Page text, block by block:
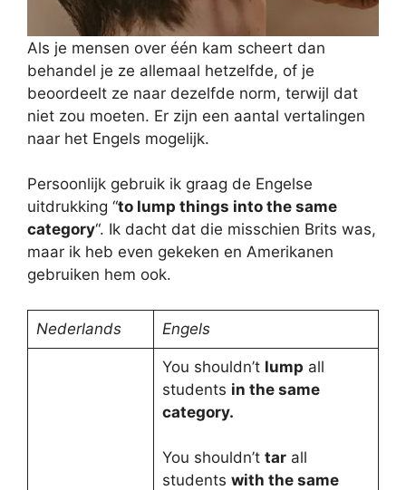
Als je mensen over één kam scheert dan
behandel je ze allemaal hetzelfde, of je
beoordeelt ze naar dezelfde norm, terwijl dat
niet zou moeten. Er zijn een aantal vertalingen
naar het Engels mogelijk.
Persoonlijk gebruik ik graag de Engelse
uitdrukking “to lump things into the same
category“. Ik dacht dat die misschien Brits was,
maar ik heb even gekeken en Amerikanen
gebruiken hem ook.
Nederlands Engels
You shouldn’t lump all
students in the same
category.
You shouldn’t tarall
students with the same